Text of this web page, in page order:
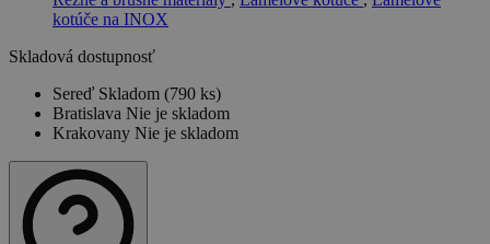
kotúče na INOX
Skladová dostupnosť
Sereď Skladom (790 ks)
Bratislava Nie je skladom
Krakovany Nie je skladom